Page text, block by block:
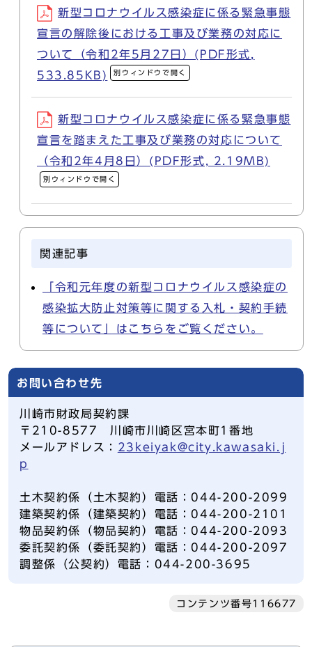
新型コロナウイルス感染症に係る緊急事態
宣言の解除後における工事及び業務の対応に
ついて（令和2年5月27日）(PDF形式,
533.85KB)
別ウィンドウで開く
新型コロナウイルス感染症に係る緊急事態
宣言を踏まえた工事及び業務の対応について
（令和2年4月8日）(PDF形式, 2.19MB)
別ウィンドウで開く
関連記事
「令和元年度の新型コロナウイルス感染症の
感染拡大防止対策等に関する入札・契約手続
等について」はこちらをご覧ください。
お問い合わせ先
川崎市財政局契約課
〒210-8577 川崎市川崎区宮本町1番地
メールアドレス： 23keiyak@city.kawasaki.j
p
土木契約係（土木契約）電話：044-200-2099
建築契約係（建築契約）電話：044-200-2101
物品契約係（物品契約）電話：044-200-2093
委託契約係（委託契約）電話：044-200-2097
調整係（公契約）電話：044-200-3695
コンテンツ番号116677